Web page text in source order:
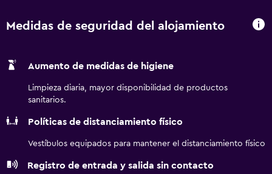
pantalla plana con canales por cable de suscripción. Los
Los baños están equipados con ducha y bañera
huéspedes pueden navegar por la web gracias a nuestro
para las personas de negocios incluyen escritorio y
teléfono; se ofrecen llamadas locales gratuitas (pueden
tabla de planchar con plancha y cortinas opacas. Se
Medidas de seguridad del alojamiento
Aumento de medidas de higiene
Limpieza diaria, mayor disponibilidad de productos
sanitarios.
Políticas de distanciamiento físico
Vestíbulos equipados para mantener el distanciamiento físico
Registro de entrada y salida sin contacto